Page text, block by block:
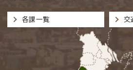
各課一覧 交